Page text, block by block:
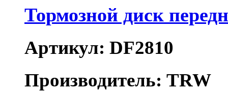
Тормозной диск
Артикул: DF2810
Производитель: TRW